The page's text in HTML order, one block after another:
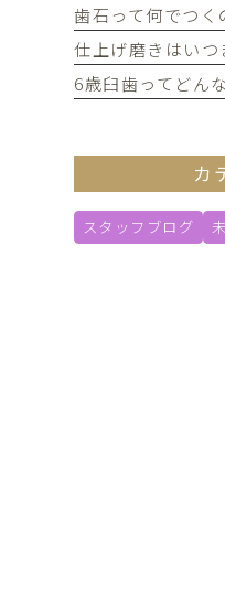
歯石って何でつく
仕上げ磨きはいつ
6歳臼歯ってどん
カ
スタッフブログ